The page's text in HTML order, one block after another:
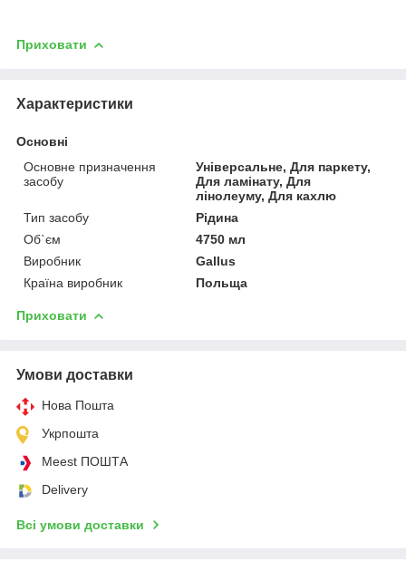
Приховати
Характеристики
Основні
Основне призначення
засобу
Універсальне, Для паркету,
Для ламінату, Для
лінолеуму, Для кахлю
Тип засобу
Рідина
Об`єм
4750 мл
Виробник
Gallus
Країна виробник
Польща
Приховати
Умови доставки
Нова Пошта
Укрпошта
Meest ПОШТА
Delivery
Всі умови доставки